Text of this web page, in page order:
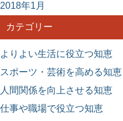
2018年1月
カテゴリー
よりよい生活に役立つ知恵
スポーツ・芸術を高める知恵
人間関係を向上させる知恵
仕事や職場で役立つ知恵